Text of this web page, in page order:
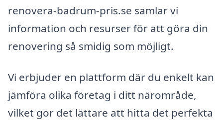
renovera-badrum-pris.se samlar vi
information och resurser för att göra din
renovering så smidig som möjligt.
Vi erbjuder en plattform där du enkelt kan
jämföra olika företag i ditt närområde,
vilket gör det lättare att hitta det perfekta